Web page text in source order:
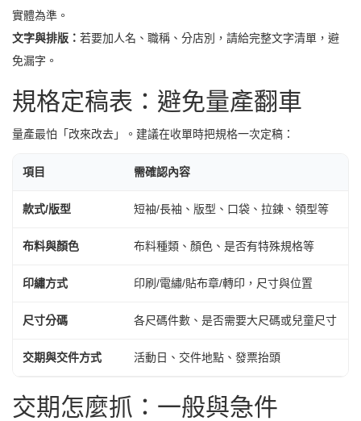
實體為準。
文字與排版： 若要加人名、職稱、分店別，請給完整文字清單，避
免漏字。
規格定稿表：避免量產翻車
量產最怕「改來改去」。建議在收單時把規格一次定稿：
項目 需確認內容
款式/版型 短袖/長袖、版型、口袋、拉鍊、領型等
布料與顏色 布料種類、顏色、是否有特殊規格等
印繡方式 印刷/電繡/貼布章/轉印，尺寸與位置
尺寸分碼 各尺碼件數、是否需要大尺碼或兒童尺寸
交期與交件方式 活動日、交件地點、發票抬頭
交期怎麼抓：一般與急件